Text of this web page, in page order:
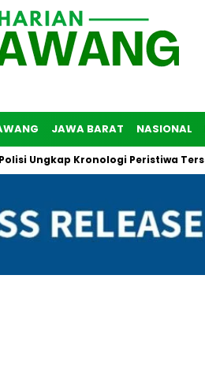
JAWA BARAT NASIONAL
Kronologi Peristiwa Tersebut